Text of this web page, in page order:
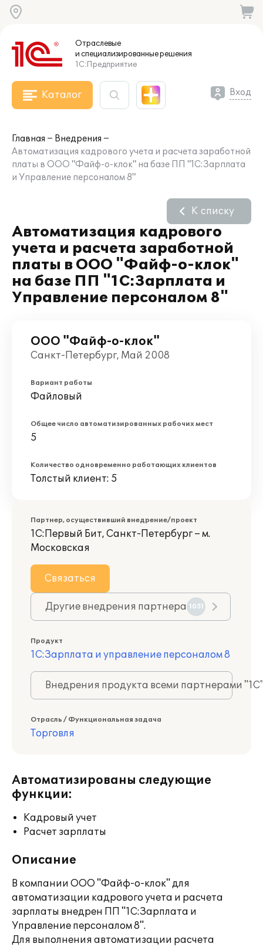
Отраслевые
и специализированныерешения
1С:Предприятие
Каталог Вход
Главная
Внедрения
Автоматизация кадрового учета и расчета заработной
платы в ООО "Файф-о-клок" на базе ПП "1С:Зарплата
и Управление персоналом 8"
Автоматизация кадрового
учета и расчета заработной
платы в ООО "Файф-о-клок"
на базе ПП "1С:Зарплата и
Управление персоналом 8"
К списку
ООО "Файф-о-клок"
Санкт-Петербург, Май 2008
Вариант работы
Файловый
Общее число автоматизированных рабочих мест
5
Количество одновременно работающих клиентов
Толстый клиент: 5
Партнер, осуществивший внедрение/проект
1С:Первый Бит, Санкт-Петербург – м.
Московская
Связаться
Другие внедрения партнера 1051
Продукт
1С:Зарплата и управление персоналом 8
Внедрения продукта всеми партнерами
Отрасль / Функциональная задача
Торговля
Автоматизированы следующие
функции:
Кадровый учет
Расчет зарплаты
Описание
В компании ООО "Файф-о-клок" для
автоматизации кадрового учета и расчета
зарплаты внедрен ПП "1С:Зарплата и
Управление персоналом 8".
Для выполнения автоматизации расчета